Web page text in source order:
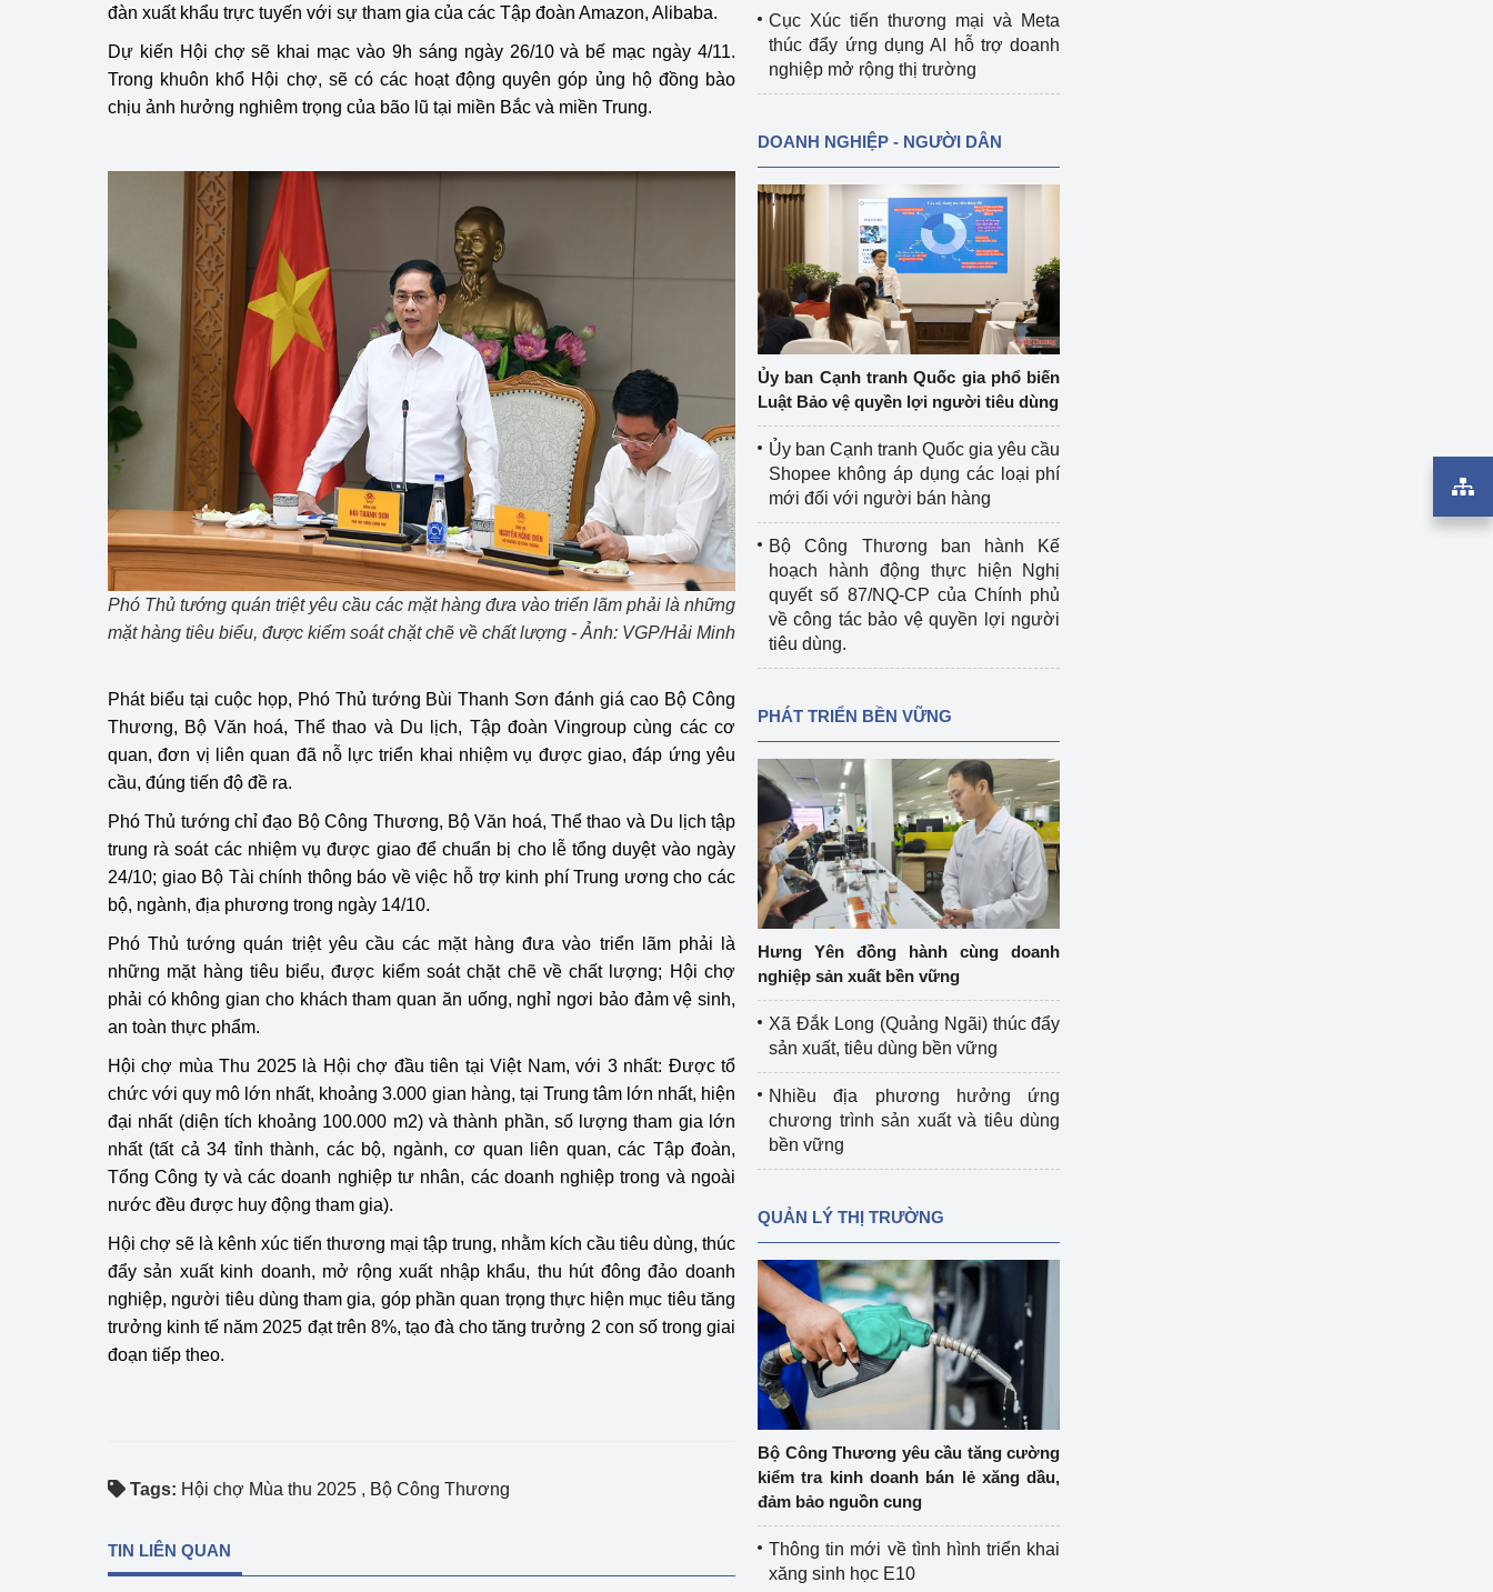
đàn xuất khẩu trực tuyến với sự tham gia của các Tập đoàn Amazon, Alibaba.
Dự kiến Hội chợ sẽ khai mạc vào 9h sáng ngày 26/10 và bế mạc ngày 4/11.
Trong khuôn khổ Hội chợ, sẽ có các hoạt động quyên góp ủng hộ đồng bào
chịu ảnh hưởng nghiêm trọng của bão lũ tại miền Bắc và miền Trung.
Phó Thủ tướng quán triệt yêu cầu các mặt hàng đưa vào triển lãm phải là những
mặt hàng tiêu biểu, được kiểm soát chặt chẽ về chất lượng - Ảnh: VGP/Hải Minh
Phát biểu tại cuộc họp, Phó Thủ tướng Bùi Thanh Sơn đánh giá cao Bộ Công
Thương, Bộ Văn hoá, Thể thao và Du lịch, Tập đoàn Vingroup cùng các cơ
quan, đơn vị liên quan đã nỗ lực triển khai nhiệm vụ được giao, đáp ứng yêu
cầu, đúng tiến độ đề ra.
Phó Thủ tướng chỉ đạo Bộ Công Thương, Bộ Văn hoá, Thể thao và Du lịch tập
trung rà soát các nhiệm vụ được giao để chuẩn bị cho lễ tổng duyệt vào ngày
24/10; giao Bộ Tài chính thông báo về việc hỗ trợ kinh phí Trung ương cho các
bộ, ngành, địa phương trong ngày 14/10.
Phó Thủ tướng quán triệt yêu cầu các mặt hàng đưa vào triển lãm phải là
những mặt hàng tiêu biểu, được kiểm soát chặt chẽ về chất lượng; Hội chợ
phải có không gian cho khách tham quan ăn uống, nghỉ ngơi bảo đảm vệ sinh,
an toàn thực phẩm.
Hội chợ mùa Thu 2025 là Hội chợ đầu tiên tại Việt Nam, với 3 nhất: Được tổ
chức với quy mô lớn nhất, khoảng 3.000 gian hàng, tại Trung tâm lớn nhất, hiện
đại nhất (diện tích khoảng 100.000 m2) và thành phần, số lượng tham gia lớn
nhất (tất cả 34 tỉnh thành, các bộ, ngành, cơ quan liên quan, các Tập đoàn,
Tổng Công ty và các doanh nghiệp tư nhân, các doanh nghiệp trong và ngoài
nước đều được huy động tham gia).
Hội chợ sẽ là kênh xúc tiến thương mại tập trung, nhằm kích cầu tiêu dùng, thúc
đẩy sản xuất kinh doanh, mở rộng xuất nhập khẩu, thu hút đông đảo doanh
nghiệp, người tiêu dùng tham gia, góp phần quan trọng thực hiện mục tiêu tăng
trưởng kinh tế năm 2025 đạt trên 8%, tạo đà cho tăng trưởng 2 con số trong giai
đoạn tiếp theo.
Tags: Hội chợ Mùa thu 2025 , Bộ Công Thương
TIN LIÊN QUAN
Cục Xúc tiến thương mại và Meta
thúc đẩy ứng dụng AI hỗ trợ doanh
nghiệp mở rộng thị trường
DOANH NGHIỆP - NGƯỜI DÂN
Ủy ban Cạnh tranh Quốc gia phổ biến
Luật Bảo vệ quyền lợi người tiêu dùng
Ủy ban Cạnh tranh Quốc gia yêu cầu
Shopee không áp dụng các loại phí
mới đối với người bán hàng
Bộ Công Thương ban hành Kế
hoạch hành động thực hiện Nghị
quyết số 87/NQ-CP của Chính phủ
về công tác bảo vệ quyền lợi người
tiêu dùng.
PHÁT TRIỂN BỀN VỮNG
Hưng Yên đồng hành cùng doanh
nghiệp sản xuất bền vững
Xã Đắk Long (Quảng Ngãi) thúc đẩy
sản xuất, tiêu dùng bền vững
Nhiều địa phương hưởng ứng
chương trình sản xuất và tiêu dùng
bền vững
QUẢN LÝ THỊ TRƯỜNG
Bộ Công Thương yêu cầu tăng cường
kiểm tra kinh doanh bán lẻ xăng dầu,
đảm bảo nguồn cung
Thông tin mới về tình hình triển khai
xăng sinh học E10